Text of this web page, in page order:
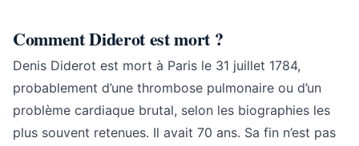
Comment Diderot est mort ?
Denis Diderot est mort à Paris le 31 juillet 1784,
probablement d’une thrombose pulmonaire ou d’un
problème cardiaque brutal, selon les biographies les
plus souvent retenues. Il avait 70 ans. Sa fin n’est pas